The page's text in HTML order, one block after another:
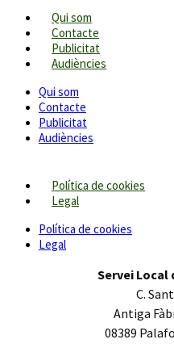
Qui som
Contacte
Publicitat
Audiències
Qui som
Contacte
Publicitat
Audiències
Política de cookies
Legal
Política de cookies
Legal
Servei Local
C.
Antiga
08389